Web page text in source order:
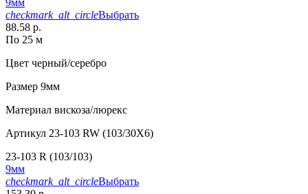
9мм
checkmark_alt_circleВыбрать
88.58 р.
По 25 м
Цвет черный/серебро
Размер 9мм
Материал вискоза/люрекс
Артикул 23-103 RW (103/30X6)
23-103 R (103/103)
9мм
checkmark_alt_circleВыбрать